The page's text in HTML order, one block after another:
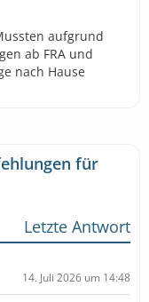
aufgrund
ab FRA und
nach Hause
für
Letzte Antwort
14. Juli 2026 um 14:48